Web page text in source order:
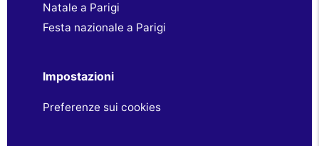
Natale a Parigi
Festa nazionale a Parigi
Impostazioni
Preferenze sui cookies